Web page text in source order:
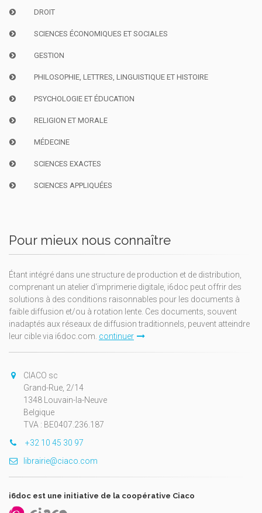
DROIT
SCIENCES ÉCONOMIQUES ET SOCIALES
GESTION
PHILOSOPHIE, LETTRES, LINGUISTIQUE ET HISTOIRE
PSYCHOLOGIE ET ÉDUCATION
RELIGION ET MORALE
MÉDECINE
SCIENCES EXACTES
SCIENCES APPLIQUÉES
Pour mieux nous connaître
Étant intégré dans une structure de production et de distribution,
comprenant un atelier d'imprimerie digitale, i6doc peut offrir des
solutions à des conditions raisonnables pour les documents à
faible diffusion et/ou à rotation lente. Ces documents, souvent
inadaptés aux réseaux de diffusion traditionnels, peuvent atteindre
leur cible via i6doc.com. continuer
CIACO sc
Grand-Rue, 2/14
1348 Louvain-la-Neuve
Belgique
TVA : BE0407.236.187
+32 10 45 30 97
librairie@ciaco.com
i6doc est une initiative de la coopérative Ciaco